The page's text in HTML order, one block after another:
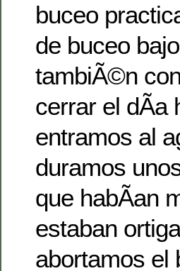
buceo
de buceo
tambiÃ©n
cerrar el dÃ­a
entramos al
duramos
que habÃ­an
estaban
abortamos el